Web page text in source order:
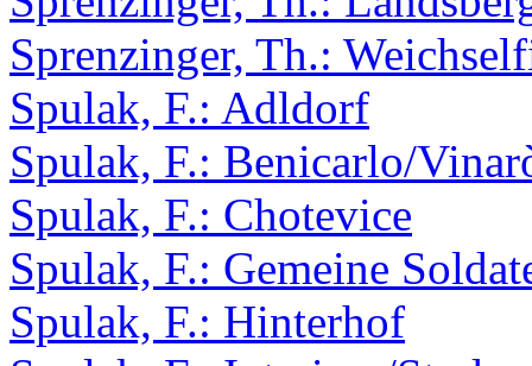
Sprenzinger, Th.:
Spulak, F.: Adldorf
Spulak, F.: Benicarlo/
Spulak, F.: Chotevice
Spulak, F.: Gemeine
Spulak, F.: Hinterhof